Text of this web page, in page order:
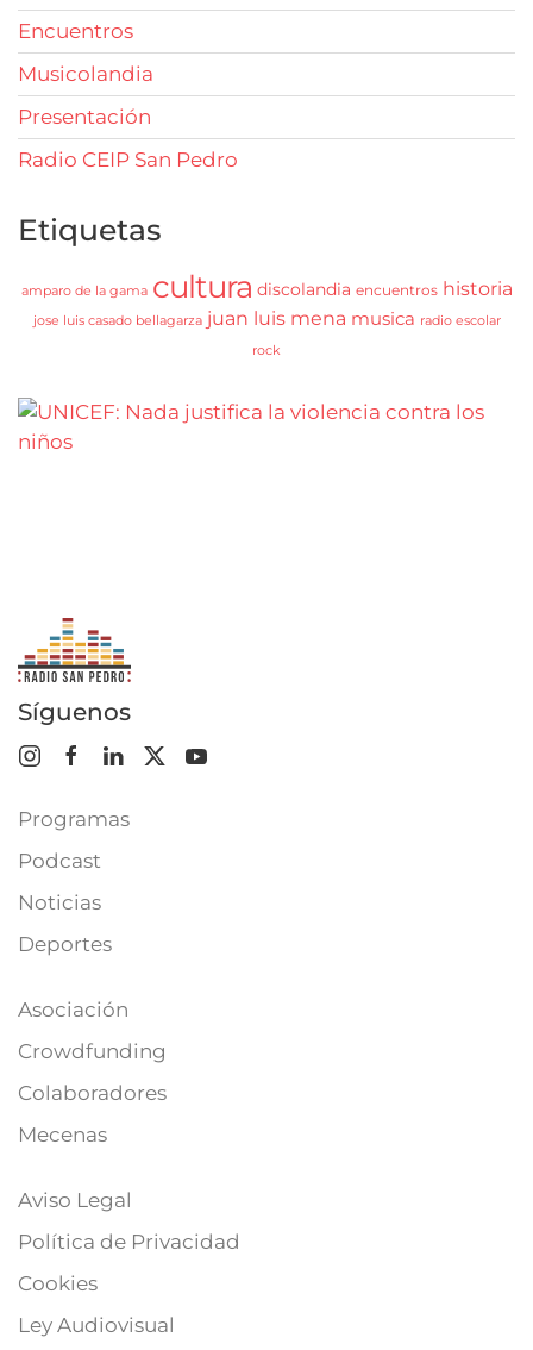
Encuentros
Musicolandia
Presentación
Radio CEIP San Pedro
Etiquetas
amparo de la gama cultura discolandia encuentros historia
jose luis casado bellagarza juan luis mena musica radio escolar
rock
Síguenos
Programas
Podcast
Noticias
Deportes
Asociación
Crowdfunding
Colaboradores
Mecenas
Aviso Legal
Política de Privacidad
Cookies
Ley Audiovisual